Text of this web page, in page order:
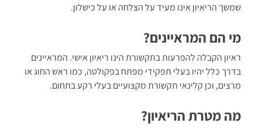
שמשך הריאיון אינו מעיד על הצלחה או על כישלון.
מי הם המראיינים?
ראיון הקבלה להפרעות בתקשורת הינו ריאיון אישי. המראיינים
בדרך כלל יהיו בעלי תפקידי מפתח בפקולטה, כמו ראש החוג או
מרצים, וכן קלינאי תקשורת מקצועיים בעלי רקע בתחום.
מה מטרת הריאיון?